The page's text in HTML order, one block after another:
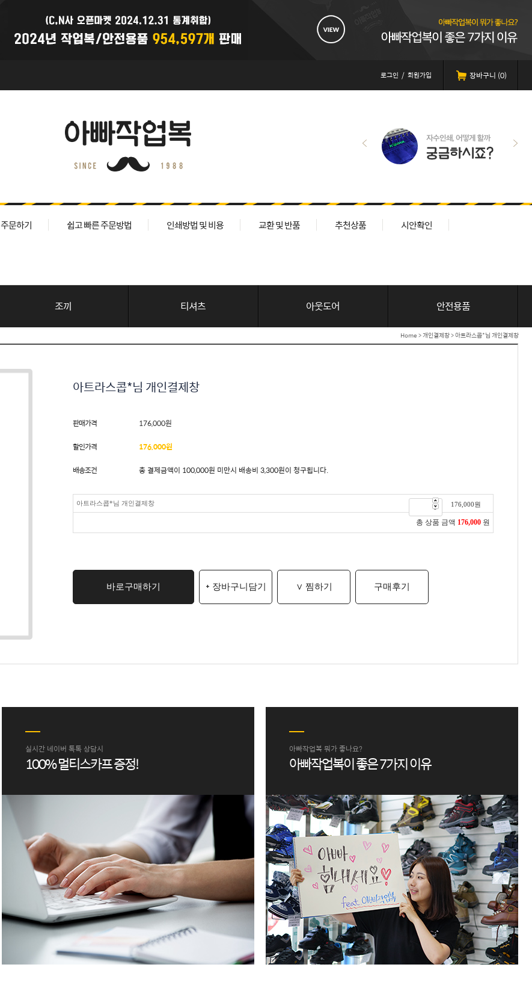
로그인 / 회원가입 장바구니 (0)
주문하기 쉽고 빠른 주문방법 인쇄방법 및 비용 교환 및 반품 추천상품 시안확인
조끼 티셔츠 아웃도어 안전용품
Home>개인결제창> 아트라스콥*님 개인결제창
아트라스콥*님 개인결제창
판매가격 176,000원
할인가격 176,000원
배송조건 총 결제금액이 100,000원 미만시 배송비 3,300원이 청구됩니다.
아트라스콥*님 개인결제창 176,000원
총 상품 금액 176,000 원
바로구매하기 + 장바구니담기 ∨ 찜하기 구매후기
실시간 네이버 톡톡 상담시
100% 멀티스카프 증정!
아빠작업복 뭐가 좋나요?
아빠작업복이 좋은 7가지 이유